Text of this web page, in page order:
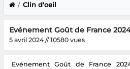
Clin d'oeil
Evénement Goût de France 2024
5 avril 2024 // 10580 vues
Evénement Goût de France